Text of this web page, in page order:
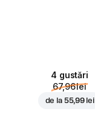
4 gustări
67,96 lei
de la 55,99 lei